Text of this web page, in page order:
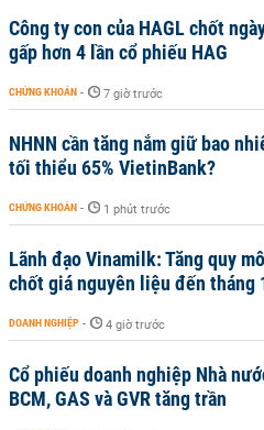
Công ty con của HAGL chốt
gấp hơn 4 lần cổ phiếu HAG
CHỨNG KHOÁN - 7 giờ trước
NHNN cần tăng nắm giữ bao
tối thiểu 65% VietinBank?
CHỨNG KHOÁN - 1 phút trước
Lãnh đạo Vinamilk: Tăng quy
chốt giá nguyên liệu đến tháng
DOANH NGHIỆP - 4 giờ trước
Cổ phiếu doanh nghiệp Nhà
BCM, GAS và GVR tăng trần